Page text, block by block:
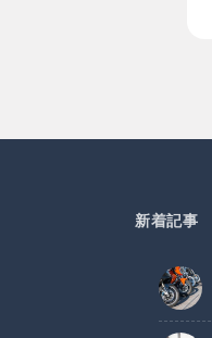
新着記事